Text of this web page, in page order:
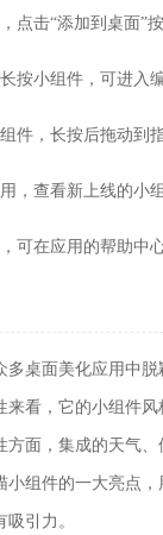
点击“添加到桌面”
按小组件，可进入
件，长按后拖动到
，查看新上线的小
可在应用的帮助中
多桌面美化应用中
来看，它的小组件
方面，集成的天气
小组件的一大亮点
引力。